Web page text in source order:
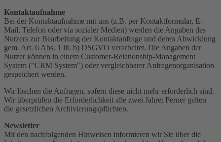
Kontaktaufnahme
Bei der Kontaktaufnahme mit uns (z.B. per Kontaktformular, E-
Mail, Telefon oder via sozialer Medien) werden die Angaben des
Nutzers zur Bearbeitung der Kontaktanfrage und deren Abwicklung
gem. Art. 6 Abs. 1 lit. b) DSGVO verarbeitet. Die Angaben der
Nutzer können in einem Customer-Relationship-Management
System ("CRM System") oder vergleichbarer Anfragenorganisation
gespeichert werden.
Wir löschen die Anfragen, sofern diese nicht mehr erforderlich sind.
Wir überprüfen die Erforderlichkeit alle zwei Jahre; Ferner gelten
die gesetzlichen Archivierungspflichten.
Newsletter
Mit den nachfolgenden Hinweisen informieren wir Sie über die